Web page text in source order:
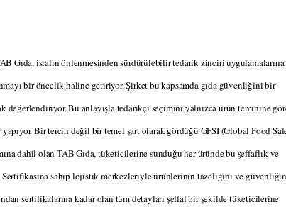
Gıda, israfın önlenmesinden sürdürülebilir tedarik zinciri uygulamalarına
bir öncelik haline getiriyor. Şirket bu kapsamda gıda güvenliğini bir
Bu anlayışla tedarikçi seçimini yalnızca ürün teminine
Bir tercih değil bir temel şart olarak gördüğü GFSI (Global Food
dahil olan TAB Gıda, tüketicilerine sunduğu her üründe bu şeffaflık ve
Sertifikasına sahip lojistik merkezleriyle ürünlerinin tazeliğini ve
sertifikalarına kadar olan tüm detayları şeffaf bir şekilde tüketicilerine